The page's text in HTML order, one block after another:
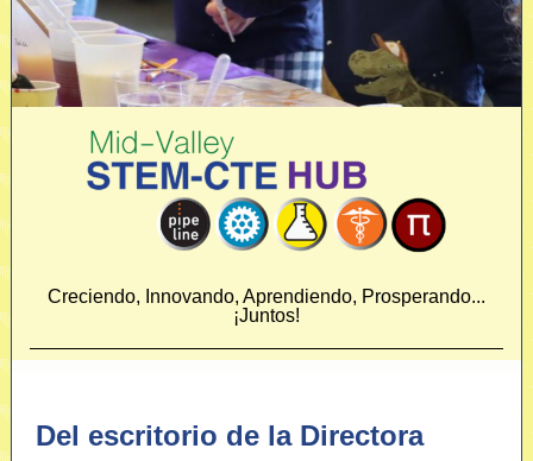
Creciendo, Innovando, Aprendiendo, Prosperando...
¡Juntos!
Del escritorio de la Directora